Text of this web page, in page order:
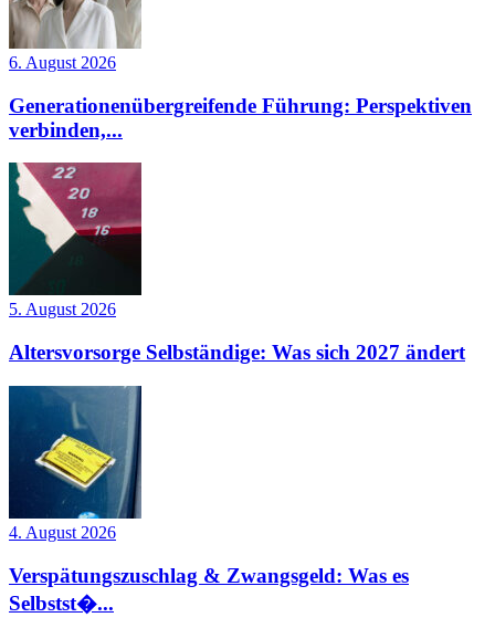
6. August 2026
Generationenübergreifende Führung: Perspektiven
verbinden,...
5. August 2026
Altersvorsorge Selbständige: Was sich 2027 ändert
4. August 2026
Verspätungszuschlag & Zwangsgeld: Was es
Selbstst�...